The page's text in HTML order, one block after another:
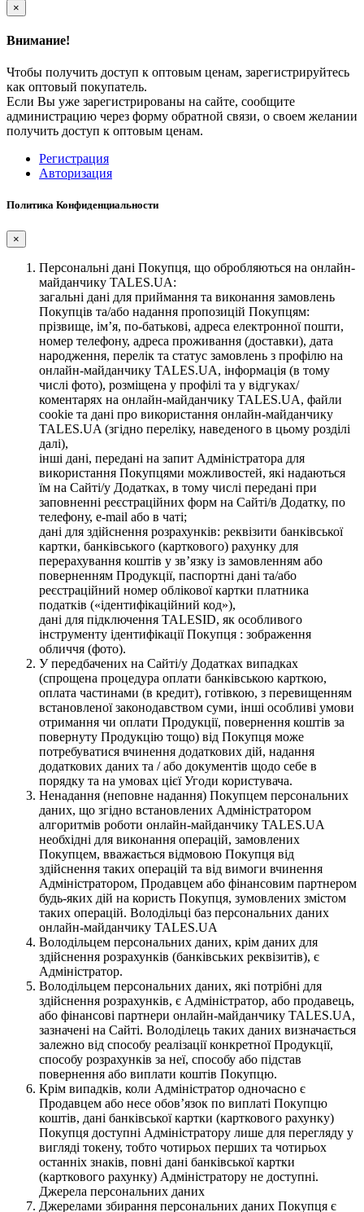
×
Внимание!
Чтобы получить доступ к оптовым ценам, зарегистрируйтесь
как оптовый покупатель.
Если Вы уже зарегистрированы на сайте, сообщите
администрацию через форму обратной связи, о своем желании
получить доступ к оптовым ценам.
Регистрация
Авторизация
Политика Конфиденциальности
×
Персональні дані Покупця, що обробляються на онлайн-
майданчику TALES.UA:
загальні дані для приймання та виконання замовлень
Покупців та/або надання пропозицій Покупцям:
прізвище, ім’я, по-батькові, адреса електронної пошти,
номер телефону, адреса проживання (доставки), дата
народження, перелік та статус замовлень з профілю на
онлайн-майданчику TALES.UA, інформація (в тому
числі фото), розміщена у профілі та у відгуках/
коментарях на онлайн-майданчику TALES.UA, файли
cookie та дані про використання онлайн-майданчику
TALES.UA (згідно переліку, наведеного в цьому розділі
далі),
інші дані, передані на запит Адміністратора для
використання Покупцями можливостей, які надаються
їм на Сайті/у Додатках, в тому числі передані при
заповненні реєстраційних форм на Сайті/в Додатку, по
телефону, e-mail або в чаті;
дані для здійснення розрахунків: реквізити банківської
картки, банківського (карткового) рахунку для
перерахування коштів у зв’язку із замовленням або
поверненням Продукції, паспортні дані та/або
реєстраційний номер облікової картки платника
податків («ідентифікаційний код»),
дані для підключення TALESID, як особливого
інструменту ідентифікації Покупця : зображення
обличчя (фото).
У передбачених на Сайті/у Додатках випадках
(спрощена процедура оплати банківською карткою,
оплата частинами (в кредит), готівкою, з перевищенням
встановленої законодавством суми, інші особливі умови
отримання чи оплати Продукції, повернення коштів за
повернуту Продукцію тощо) від Покупця може
потребуватися вчинення додаткових дій, надання
додаткових даних та / або документів щодо себе в
порядку та на умовах цієї Угоди користувача.
Ненадання (неповне надання) Покупцем персональних
даних, що згідно встановлених Адміністратором
алгоритмів роботи онлайн-майданчику TALES.UA
необхідні для виконання операцій, замовлених
Покупцем, вважається відмовою Покупця від
здійснення таких операцій та від вимоги вчинення
Адміністратором, Продавцем або фінансовим партнером
будь-яких дій на користь Покупця, зумовлених змістом
таких операцій. Володільці баз персональних даних
онлайн-майданчику TALES.UA
Володільцем персональних даних, крім даних для
здійснення розрахунків (банківських реквізитів), є
Адміністратор.
Володільцем персональних даних, які потрібні для
здійснення розрахунків, є Адміністратор, або продавець,
або фінансові партнери онлайн-майданчику TALES.UA,
зазначені на Сайті. Володілець таких даних визначається
залежно від способу реалізації конкретної Продукції,
способу розрахунків за неї, способу або підстав
повернення або виплати коштів Покупцю.
Крім випадків, коли Адміністратор одночасно є
Продавцем або несе обов’язок по виплаті Покупцю
коштів, дані банківської картки (карткового рахунку)
Покупця доступні Адміністратору лише для перегляду у
вигляді токену, тобто чотирьох перших та чотирьох
останніх знаків, повні дані банківської картки
(карткового рахунку) Адміністратору не доступні.
Джерела персональних даних
Джерелами збирання персональних даних Покупця є